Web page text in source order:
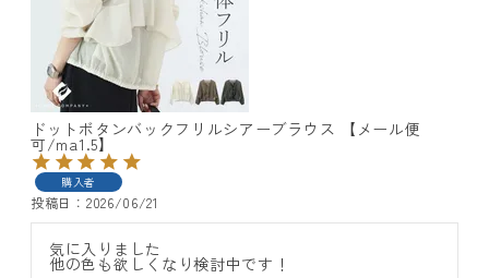
レディーストップス
レディースボトムス
ファッション雑貨
ドットボタンバックフリルシアーブラウス 【メール便
可/ma1.5】
購入者
投稿日 2026/06/21
気に入りました
他の色も欲しくなり検討中です！